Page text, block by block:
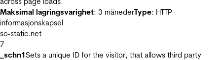
Maksimal lagringsvarighet: 3 månederType: HTTP-
informasjonskapsel
sc-static.net
7
_schn1Sets a unique ID for the visitor, that allows third party